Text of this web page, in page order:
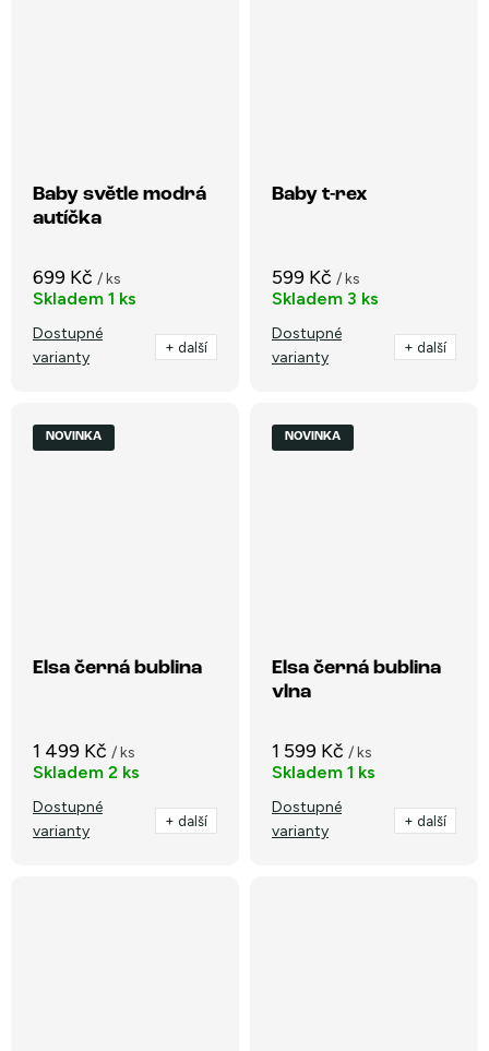
Baby světle modrá
autíčka
699 Kč / ks
Skladem 1 ks
Dostupné
varianty
+ další
Baby t-rex
599 Kč / ks
Skladem 3 ks
Dostupné
varianty
+ další
NOVINKA
Elsa černá bublina
1 499 Kč / ks
Skladem 2 ks
Dostupné
varianty
+ další
NOVINKA
Elsa černá bublina
vlna
1 599 Kč / ks
Skladem 1 ks
Dostupné
varianty
+ další